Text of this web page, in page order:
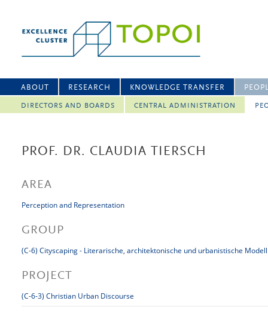
ABOUT RESEARCH KNOWLEDGE TRANSFER
DIRECTORS AND BOARDS CENTRAL ADMINISTRATION
PROF. DR. CLAUDIA TIERSCH
AREA
Perception and Representation
GROUP
(C-6) Cityscaping - Literarische, architektonische und urbanistische
PROJECT
(C-6-3) Christian Urban Discourse